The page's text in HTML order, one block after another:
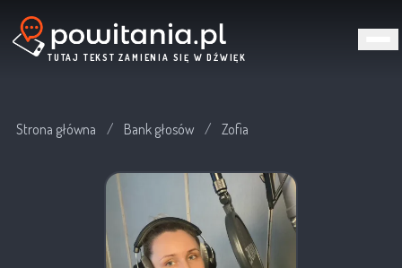
TUTAJ TEKST ZAMIENIA SIĘ W DŹWIĘK
Strona główna / Bank głosów / Zofia